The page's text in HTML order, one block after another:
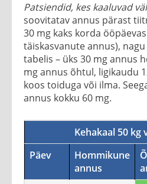
Patsiendid, kes kaaluvad
soovitatav annus pärast
30 mg kaks korda
täiskasvanute annus),
tabelis – üks 30 mg annus
mg annus õhtul, ligikaudu
koos toiduga või ilma.
annus kokku 60 mg.
Kehakaal 50 kg
Päev
Hommikune
annus